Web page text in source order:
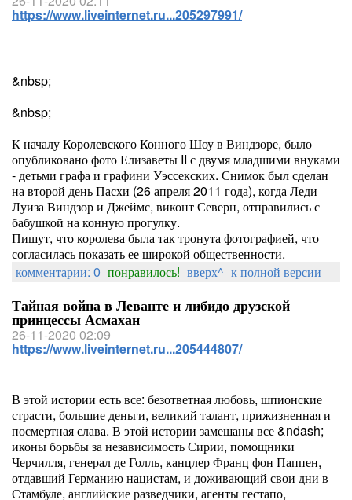
https://www.liveinternet.ru...205297991/
&nbsp;
&nbsp;
К началу Королевского Конного Шоу в Виндзоре, было
опубликовано фото Елизаветы II с двумя младшими внуками
- детьми графа и графини Уэссекских. Снимок был сделан
на второй день Пасхи (26 апреля 2011 года), когда Леди
Луиза Виндзор и Джеймс, виконт Северн, отправились с
бабушкой на конную прогулку.
Пишут, что королева была так тронута фотографией, что
согласилась показать ее широкой общественности.
комментарии: 0 понравилось! вверх^ к полной версии
Тайная война в Леванте и либидо друзской
принцессы Асмахан
26-11-2020 02:09
https://www.liveinternet.ru...205444807/
В этой истории есть все: безответная любовь, шпионские
страсти, большие деньги, великий талант, прижизненная и
посмертная слава. В этой истории замешаны все &ndash;
иконы борьбы за независимость Сирии, помощники
Черчилля, генерал де Голль, канцлер Франц фон Паппен,
отдавший Германию нацистам, и доживающий свои дни в
Стамбуле, английские разведчики, агенты гестапо,